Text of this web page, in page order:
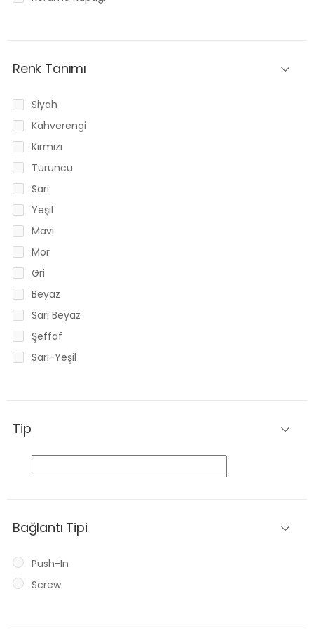
Renk Tanımı
Siyah
Kahverengi
Kırmızı
Turuncu
Sarı
Yeşil
Mavi
Mor
Gri
Beyaz
Sarı Beyaz
Şeffaf
Sarı-Yeşil
Tip
Bağlantı Tipi
Push-In
Screw